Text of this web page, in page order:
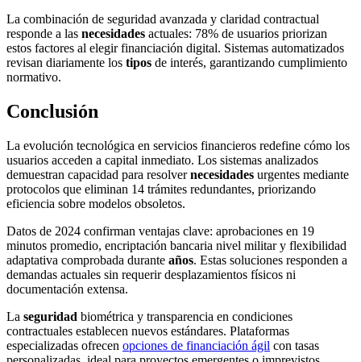
La combinación de seguridad avanzada y claridad contractual
responde a las necesidades actuales: 78% de usuarios priorizan
estos factores al elegir financiación digital. Sistemas automatizados
revisan diariamente los tipos de interés, garantizando cumplimiento
normativo.
Conclusión
La evolución tecnológica en servicios financieros redefine cómo los
usuarios acceden a capital inmediato. Los sistemas analizados
demuestran capacidad para resolvernecesidades urgentes mediante
protocolos que eliminan 14 trámites redundantes, priorizando
eficiencia sobre modelos obsoletos.
Datos de 2024 confirman ventajas clave: aprobaciones en 19
minutos promedio, encriptación bancaria nivel militar y flexibilidad
adaptativa comprobada durante años. Estas soluciones responden a
demandas actuales sin requerir desplazamientos físicos ni
documentación extensa.
La seguridad biométrica y transparencia en condiciones
contractuales establecen nuevos estándares. Plataformas
especializadas ofrecen opciones de financiación ágil con tasas